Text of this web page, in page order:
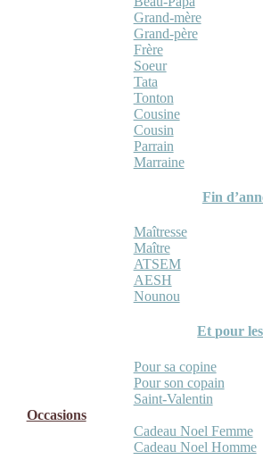
Grand-mère
Grand-père
Frère
Soeur
Tata
Tonton
Cousine
Cousin
Parrain
Marraine
Fin
Maîtresse
Maître
ATSEM
AESH
Nounou
Et pour
Pour sa copine
Pour son copain
Saint-Valentin
Occasions
Cadeau Noel Femme
Cadeau Noel Homme